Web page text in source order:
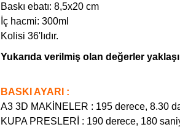
Baskı ebatı: 8,5x20 cm
İç hacmi: 300ml
Kolisi 36'lıdır.
Yukarıda verilmiş olan değerler
BASKI AYARI :
A3 3D MAKİNELER : 195 derece, 8.30
KUPA PRESLERİ : 190 derece, 180